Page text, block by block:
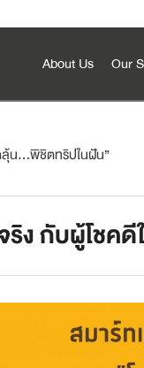
About Us Our
ลุ้น…พิชิตทริปในฝัน”
ริง กับผู้โชค